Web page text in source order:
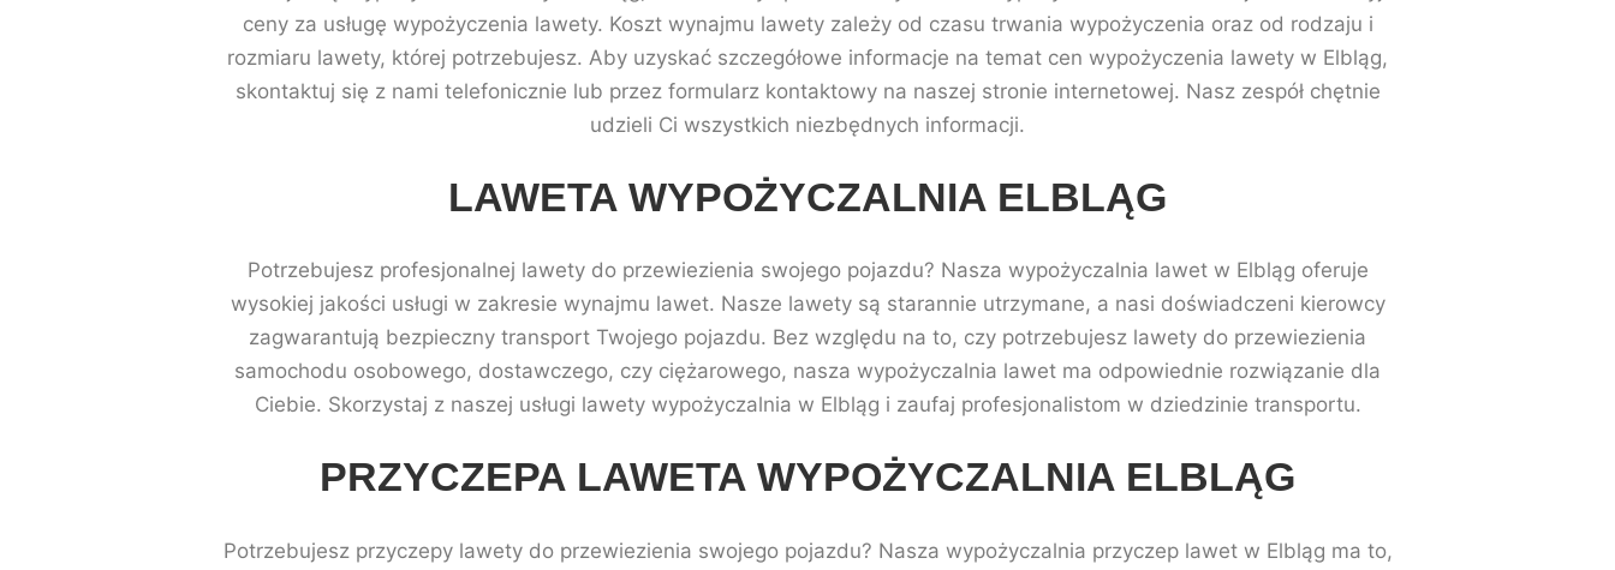
ceny za usługę wypożyczenia lawety. Koszt wynajmu lawety zależy od czasu trwania wypożyczenia oraz od rodzaju i
rozmiaru lawety, której potrzebujesz. Aby uzyskać szczegółowe informacje na temat cen wypożyczenia lawety w Elbląg,
skontaktuj się z nami telefonicznie lub przez formularz kontaktowy na naszej stronie internetowej. Nasz zespół chętnie
udzieli Ci wszystkich niezbędnych informacji.
LAWETA WYPOŻYCZALNIA ELBLĄG
Potrzebujesz profesjonalnej lawety do przewiezienia swojego pojazdu? Nasza wypożyczalnia lawet w Elbląg oferuje
wysokiej jakości usługi w zakresie wynajmu lawet. Nasze lawety są starannie utrzymane, a nasi doświadczeni kierowcy
zagwarantują bezpieczny transport Twojego pojazdu. Bez względu na to, czy potrzebujesz lawety do przewiezienia
samochodu osobowego, dostawczego, czy ciężarowego, nasza wypożyczalnia lawet ma odpowiednie rozwiązanie dla
Ciebie. Skorzystaj z naszej usługi lawety wypożyczalnia w Elbląg i zaufaj profesjonalistom w dziedzinie transportu.
PRZYCZEPA LAWETA WYPOŻYCZALNIA ELBLĄG
Potrzebujesz przyczepy lawety do przewiezienia swojego pojazdu? Nasza wypożyczalnia przyczep lawet w Elbląg ma to,